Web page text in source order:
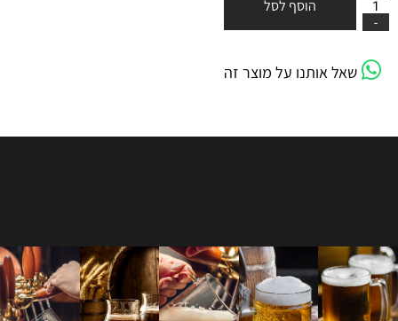
הוסף לסל
שאל אותנו על מוצר זה